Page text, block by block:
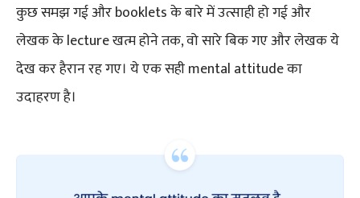
कुछ समझ गई और booklets के बारे में उत्साही हो गई और
लेखक के lecture खत्म होने तक, वो सारे बिक गए और लेखक ये
देख कर हैरान रह गए। ये एक सही mental attitude का
उदाहरण है।